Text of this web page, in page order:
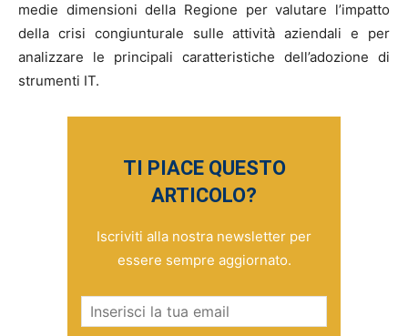
medie dimensioni della Regione per valutare l’impatto
della crisi congiunturale sulle attività aziendali e per
analizzare le principali caratteristiche dell’adozione di
strumenti IT.
TI PIACE QUESTO
ARTICOLO?
Iscriviti alla nostra newsletter per
essere sempre aggiornato.